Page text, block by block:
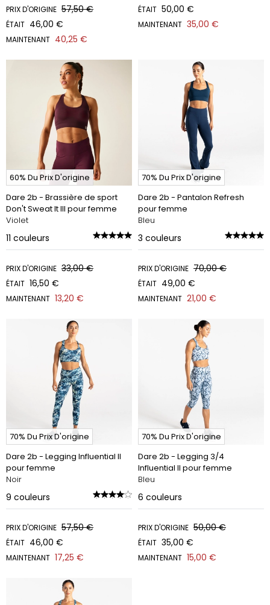
PRIX D'ORIGINE 57,50 €
ÉTAIT 46,00 €
MAINTENANT 40,25 €
ÉTAIT 50,00 €
MAINTENANT 35,00 €
60% Du Prix D'origine
Dare 2b - Brassière de sport
Don't Sweat It III pour femme
Violet
11 couleurs
PRIX D'ORIGINE 33,00 €
ÉTAIT 16,50 €
MAINTENANT 13,20 €
70% Du Prix D'origine
Dare 2b - Pantalon Refresh
pour femme
Bleu
3 couleurs
PRIX D'ORIGINE 70,00 €
ÉTAIT 49,00 €
MAINTENANT 21,00 €
70% Du Prix D'origine
Dare 2b - Legging Influential II
pour femme
Noir
9 couleurs
PRIX D'ORIGINE 57,50 €
ÉTAIT 46,00 €
MAINTENANT 17,25 €
70% Du Prix D'origine
Dare 2b - Legging 3/4
Influential II pour femme
Bleu
6 couleurs
PRIX D'ORIGINE 50,00 €
ÉTAIT 35,00 €
MAINTENANT 15,00 €